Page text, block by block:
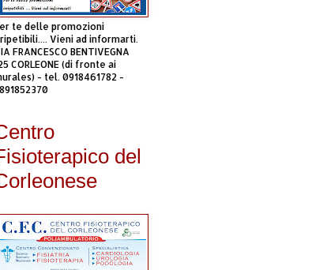
te delle promozioni
Vieni ad informarti.
FRANCESCO BENTIVEGNA
CORLEONE (di fronte ai
- tel. 0918461782 -
del